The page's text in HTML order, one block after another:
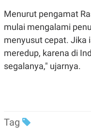
Menurut pengamat
mulai mengalami
menyusut cepat. Jika
meredup, karena di
segalanya," ujarnya.
Tag